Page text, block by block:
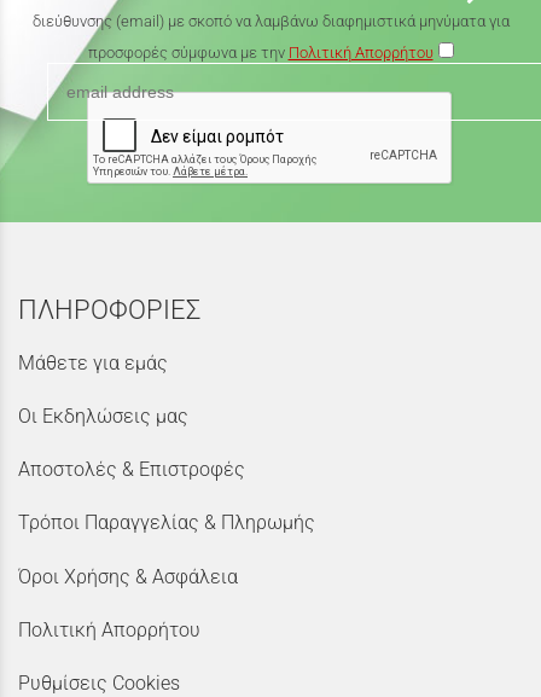
διεύθυνσης (email) με σκοπό να λαμβάνω διαφημιστικά μηνύματα για
προσφορές σύμφωνα με την Πολιτική Απορρήτου
ΠΛΗΡΟΦΟΡΙΕΣ
Μάθετε για εμάς
Οι Εκδηλώσεις μας
Αποστολές & Επιστροφές
Τρόποι Παραγγελίας & Πληρωμής
Όροι Χρήσης & Ασφάλεια
Πολιτική Απορρήτου
Ρυθμίσεις Cookies